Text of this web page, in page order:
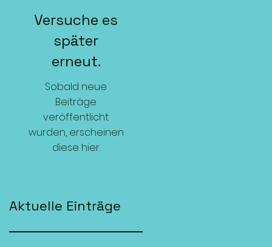
Versuche es
später
erneut.
Sobald neue
Beiträge
veröffentlicht
wurden, erscheinen
diese hier.
Aktuelle Einträge